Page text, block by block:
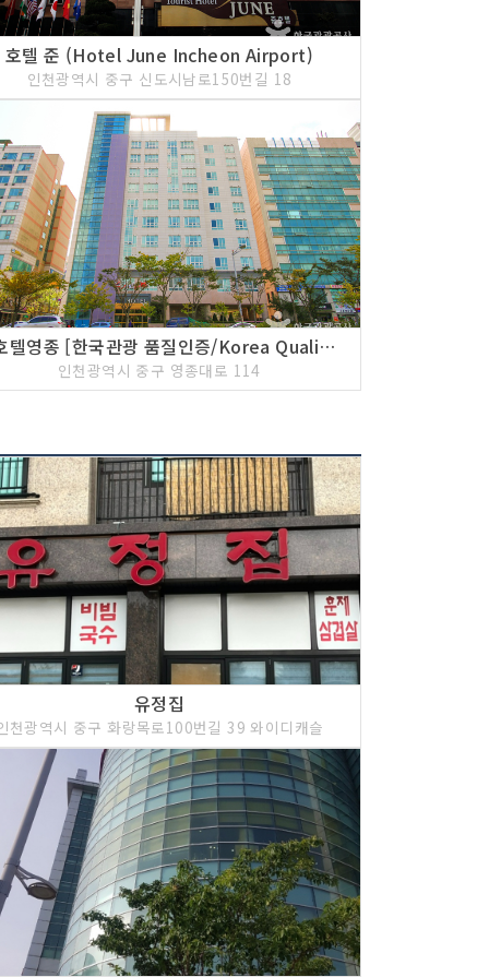
호텔 준 (Hotel June Incheon Airport)
인천광역시 중구 신도시남로150번길 18
더호텔영종 [한국관광 품질인증/Korea Quality]
인천광역시 중구 영종대로 114
유정집
천광역시 중구 화랑목로100번길 39 와이디캐슬